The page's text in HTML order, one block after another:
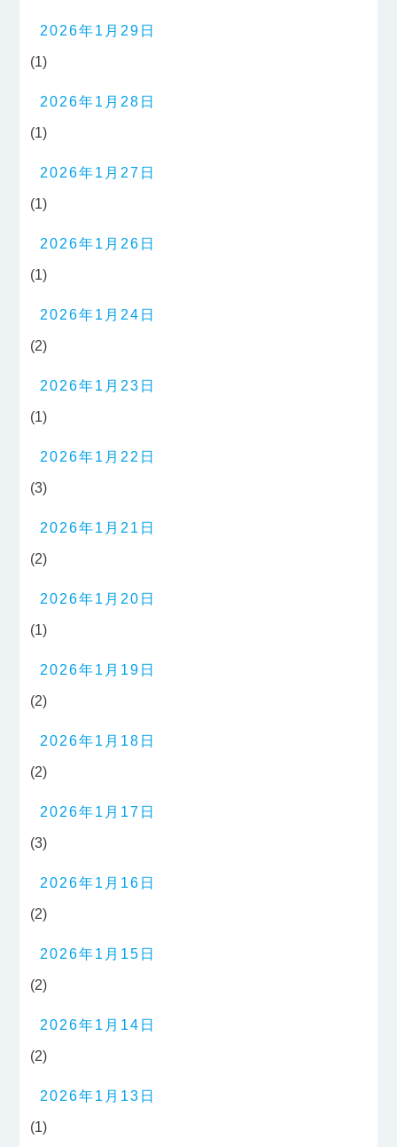
2026年1月29日
(1)
2026年1月28日
(1)
2026年1月27日
(1)
2026年1月26日
(1)
2026年1月24日
(2)
2026年1月23日
(1)
2026年1月22日
(3)
2026年1月21日
(2)
2026年1月20日
(1)
2026年1月19日
(2)
2026年1月18日
(2)
2026年1月17日
(3)
2026年1月16日
(2)
2026年1月15日
(2)
2026年1月14日
(2)
2026年1月13日
(1)